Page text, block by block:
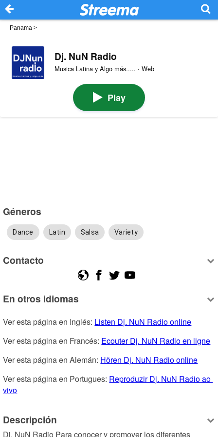
Panama >
Dj. NuN Radio
Musica Latina y Algo más..... · Web
Play
Géneros
Dance Latin Salsa Variety
Contacto
En otros idiomas
Ver esta página en Inglés: Listen Dj. NuN Radio online
Ver esta página en Francés: Ecouter Dj. NuN Radio en ligne
Ver esta página en Alemán: Hören Dj. NuN Radio online
Ver esta página en Portugues: Reproduzir Dj. NuN Radio ao
vivo
Descripción
Dj. NuN Radio Para conocer y promover los diferentes